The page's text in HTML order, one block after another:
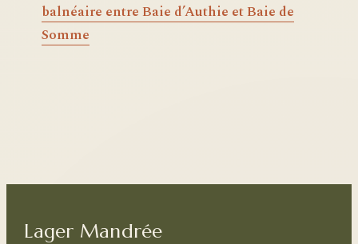
balnéaire entre Baie d’Authie et Baie de
Somme
Lager Mandrée